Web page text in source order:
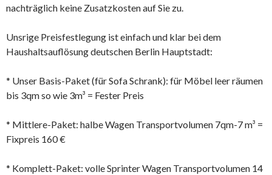
nachträglich keine Zusatzkosten auf Sie zu.
Unsrige Preisfestlegung ist einfach und klar bei dem
Haushaltsauflösung deutschen Berlin Hauptstadt:
* Unser Basis-Paket (für Sofa Schrank): für Möbel leer räumen
bis 3qm so wie 3m³ = Fester Preis
* Mittlere-Paket: halbe Wagen Transportvolumen 7qm-7 m³ =
Fixpreis 160 €
* Komplett-Paket: volle Sprinter Wagen Transportvolumen 14